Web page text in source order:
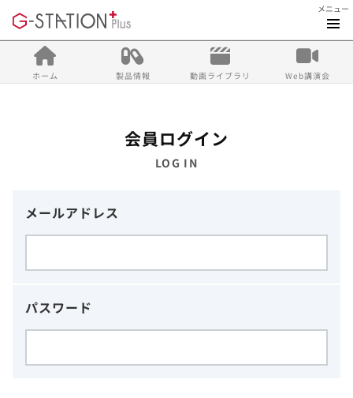
メニュー
ホーム 製品情報 動画ライブラリ Web講演会
会員ログイン
LOG IN
メールアドレス
パスワード